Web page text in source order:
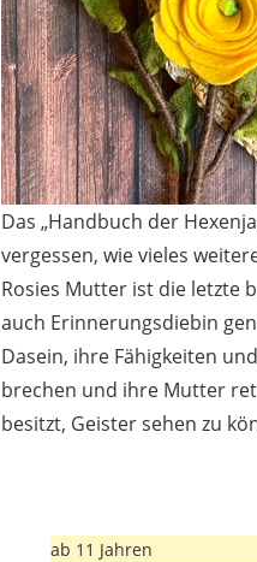
Das „Handbuch der
vergessen, wie vieles
Rosies Mutter ist die letzte
auch Erinnerungsdiebin
Dasein, ihre Fähigkeiten
brechen und ihre Mutter
besitzt, Geister sehen zu
ab 11 Jahren